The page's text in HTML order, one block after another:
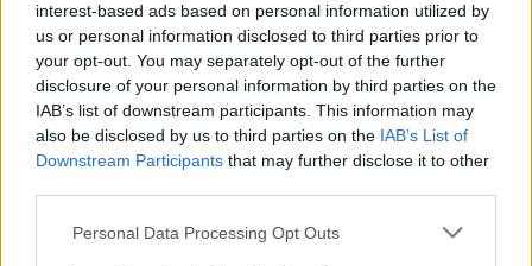
interest-based ads based on personal information utilized by
us or personal information disclosed to third parties prior to
your opt-out. You may separately opt-out of the further
disclosure of your personal information by third parties on the
IAB’s list of downstream participants. This information may
also be disclosed by us to third parties on the IAB’s List of
Downstream Participants that may further disclose it to other
Personal Data Processing Opt Outs
Το τετράγωνο Ήλιου-Ουρανού συνηγορεί στο να
προκύψουν απρόσμενες καταστάσεις, λόγω
κυρίως παρασκηνιακών δράσεων και πέρα από
το ενδεχόμενο να αποκαλυφθεί...Διάβασε
περισσότερα
Ακολουθήστε το notospress.gr στο Google News και